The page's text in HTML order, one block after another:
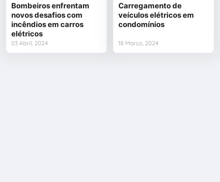
Bombeiros enfrentam
novos desafios com
incêndios em carros
elétricos
03 Abril, 2024
Carregamento de
veículos elétricos em
condomínios
18 Março, 2024